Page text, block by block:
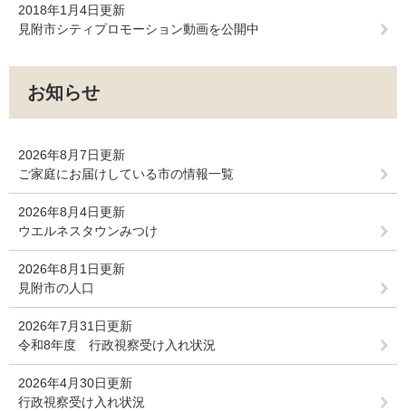
2018年1月4日更新
見附市シティプロモーション動画を公開中
お知らせ
2026年8月7日更新
ご家庭にお届けしている市の情報一覧
2026年8月4日更新
ウエルネスタウンみつけ
2026年8月1日更新
見附市の人口
2026年7月31日更新
令和8年度 行政視察受け入れ状況
2026年4月30日更新
行政視察受け入れ状況